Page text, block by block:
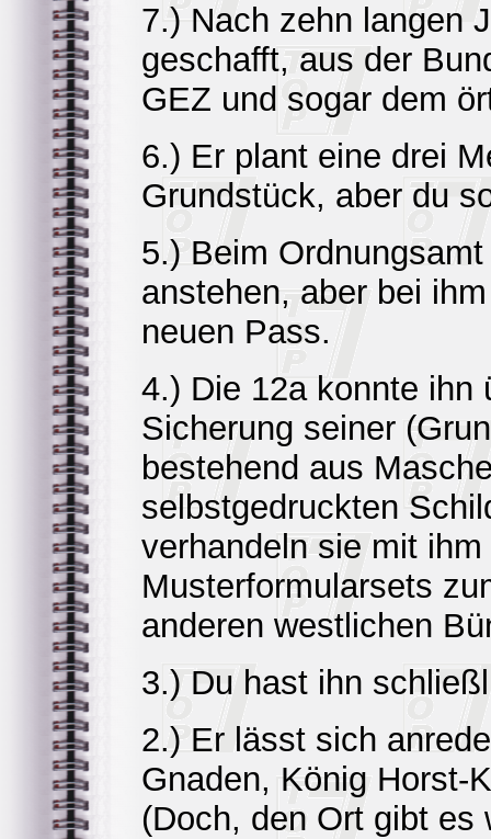
7.) Nach zehn langen
geschafft, aus der
GEZ und sogar dem
6.) Er plant eine drei
Grundstück, aber du
5.) Beim
anstehen, aber bei
neuen Pass.
4.) Die 12a konnte ihn
Sicherung seiner
bestehend aus
selbstgedruckten
verhandeln sie mit
Musterformularsets
anderen westlichen
3.) Du hast ihn
2.) Er lässt sich
Gnaden, König Horst-
(Doch, den Ort gibt es